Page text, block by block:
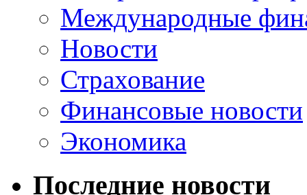
Международные
Новости
Страхование
Финансовые новости
Экономика
Последние новости